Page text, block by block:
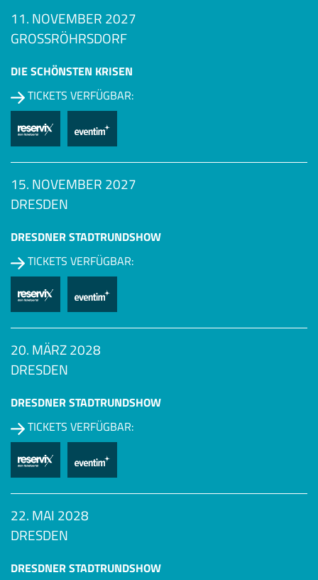
11. NOVEMBER 2027
GROSSRÖHRSDORF
DIE SCHÖNSTEN KRISEN
TICKETS VERFÜGBAR:
15. NOVEMBER 2027
DRESDEN
DRESDNER STADTRUNDSHOW
TICKETS VERFÜGBAR:
20. MÄRZ 2028
DRESDEN
DRESDNER STADTRUNDSHOW
TICKETS VERFÜGBAR:
22. MAI 2028
DRESDEN
DRESDNER STADTRUNDSHOW